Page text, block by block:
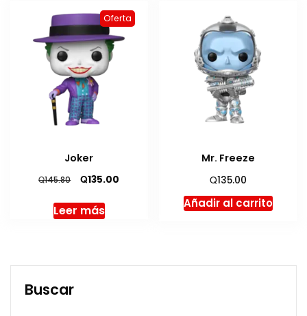
Oferta
Joker
Q145.80
El
original
era:
Q135.00
Leer más
Mr. Freeze
Q135.00
Añadir al carrito
Buscar